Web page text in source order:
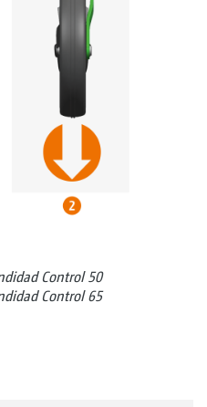
Control 50
Control 65